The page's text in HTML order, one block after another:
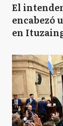
El
encabezó
en